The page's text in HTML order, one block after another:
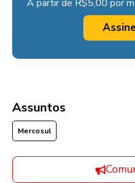
A partir de R$5,00 por
Assuntos
Mercosul